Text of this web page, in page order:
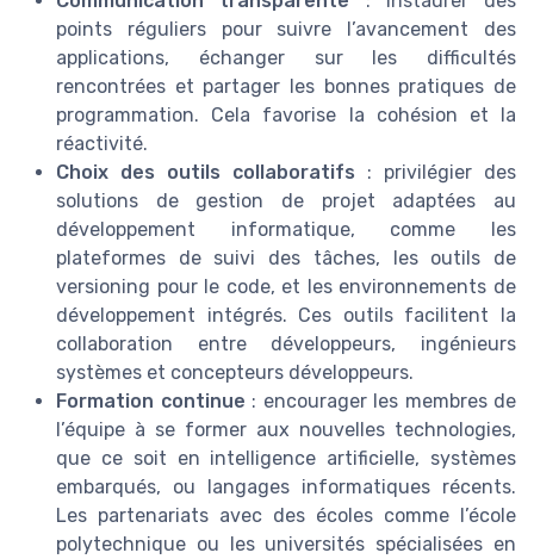
points réguliers pour suivre l’avancement des
applications, échanger sur les difficultés
rencontrées et partager les bonnes pratiques de
programmation. Cela favorise la cohésion et la
réactivité.
Choix des outils collaboratifs : privilégier des
solutions de gestion de projet adaptées au
développement informatique, comme les
plateformes de suivi des tâches, les outils de
versioning pour le code, et les environnements de
développement intégrés. Ces outils facilitent la
collaboration entre développeurs, ingénieurs
systèmes et concepteurs développeurs.
Formation continue : encourager les membres de
l’équipe à se former aux nouvelles technologies,
que ce soit en intelligence artificielle, systèmes
embarqués, ou langages informatiques récents.
Les partenariats avec des écoles comme l’école
polytechnique ou les universités spécialisées en